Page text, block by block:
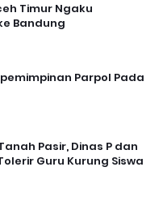
Timur Ngaku
Bandung
Parpol Pada
Pasir, Dinas P dan
Guru Kurung Siswa